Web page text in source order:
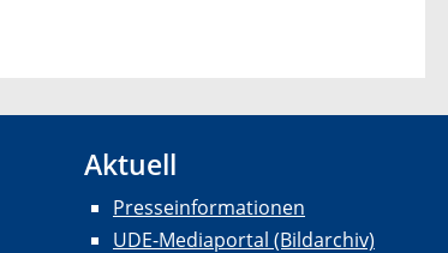
Aktuell
Presseinformationen
UDE-Mediaportal (Bildarchiv)